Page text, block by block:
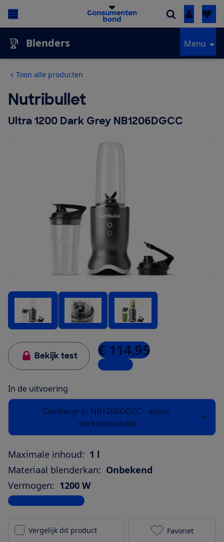
Inloggen
Blenders Menu
Toon alle producten
Nutribullet
Ultra 1200 Dark Grey NB1206DGCC
Bekijk test € 114,95
3 winkels
In de uitvoering
Donkergrijs NB1206DGCC - ander
verkoopkanaal
Maximale inhoud: 1 l
Materiaal blenderkan: Onbekend
Vermogen: 1200 W
Bekijk alle specificaties
Vergelijk dit product Nutribullet
Favoriet